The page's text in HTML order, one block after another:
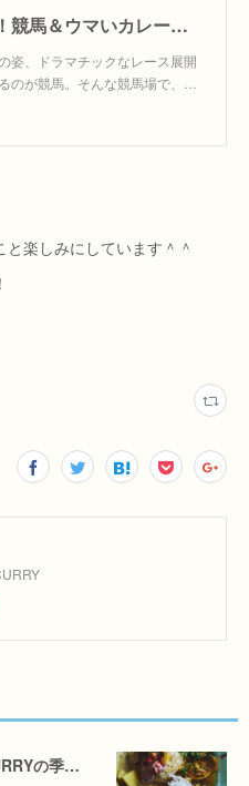
東西の絶品カレーが集結！競馬＆ウマいカレーを楽しむ週末｜ウォーカープラス
姿、ドラマチックなレース展開
のが競馬。そんな競馬場で、…
楽しみにしています＾＾
【お知らせ】レシピ本「and CURRYの季節を季節を楽しむカレー」6/30(火)発売決定！！